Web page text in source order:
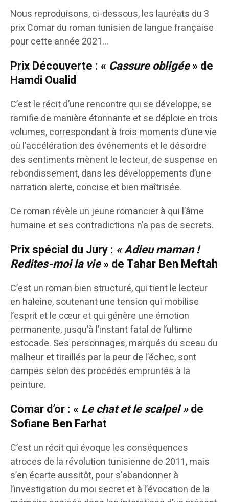
Nous reproduisons, ci-dessous, les lauréats du 3
prix Comar du roman tunisien de langue française
pour cette année 2021…
Prix Découverte : « Cassure obligée» de
Hamdi Oualid
C’est le récit d’une rencontre qui se développe, se
ramifie de manière étonnante et se déploie en trois
volumes, correspondant à trois moments d’une vie
où l’accélération des événements et le désordre
des sentiments mènent le lecteur, de suspense en
rebondissement, dans les développements d’une
narration alerte, concise et bien maîtrisée.
Ce roman révèle un jeune romancier à qui l’âme
humaine et ses contradictions n’a pas de secrets.
Prix spécial du Jury: «Adieu maman !
Redites-moi la vie» deTahar Ben Meftah
C’est un roman bien structuré, qui tient le lecteur
en haleine, soutenant une tension qui mobilise
l’esprit et le cœur et qui génère une émotion
permanente, jusqu’à l’instant fatal de l’ultime
estocade. Ses personnages, marqués du sceau du
malheur et tiraillés par la peur de l’échec, sont
campés selon des procédés empruntés à la
peinture.
Comar d’or : « Le chat et le scalpel »de
Sofiane Ben Farhat
C’est un récit qui évoque les conséquences
atroces de la révolution tunisienne de 2011, mais
s’en écarte aussitôt, pour s’abandonner à
l’investigation du moi secret et à l’évocation de la